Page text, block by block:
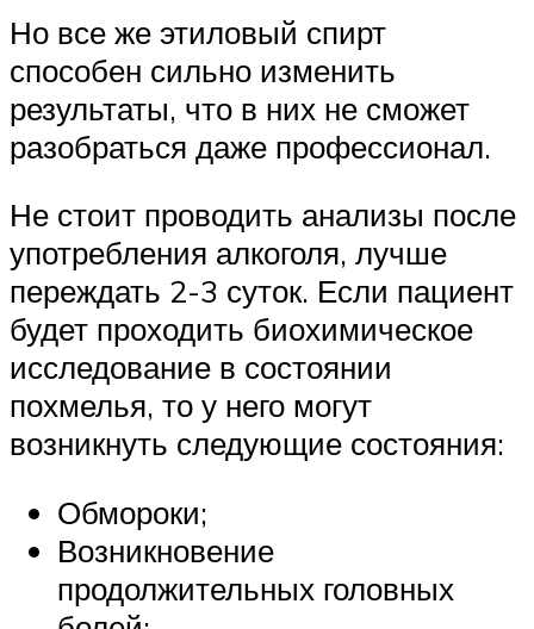
Но все же этиловый спирт
способен сильно изменить
результаты, что в них не сможет
разобраться даже профессионал.
Не стоит проводить анализы после
употребления алкоголя, лучше
переждать 2-3 суток. Если пациент
будет проходить биохимическое
исследование в состоянии
похмелья, то у него могут
возникнуть следующие состояния:
Обмороки;
Возникновение
продолжительных головных